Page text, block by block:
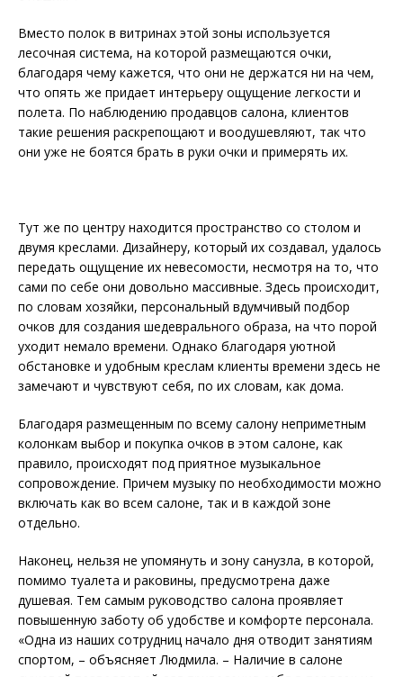
Вместо полок в витринах этой зоны используется
лесочная система, на которой размещаются очки,
благодаря чему кажется, что они не держатся ни на чем,
что опять же придает интерьеру ощущение легкости и
полета. По наблюдению продавцов салона, клиентов
такие решения раскрепощают и воодушевляют, так что
они уже не боятся брать в руки очки и примерять их.
Тут же по центру находится пространство со столом и
двумя креслами. Дизайнеру, который их создавал, удалось
передать ощущение их невесомости, несмотря на то, что
сами по себе они довольно массивные. Здесь происходит,
по словам хозяйки, персональный вдумчивый подбор
очков для создания шедеврального образа, на что порой
уходит немало времени. Однако благодаря уютной
обстановке и удобным креслам клиенты времени здесь не
замечают и чувствуют себя, по их словам, как дома.
Благодаря размещенным по всему салону неприметным
колонкам выбор и покупка очков в этом салоне, как
правило, происходят под приятное музыкальное
сопровождение. Причем музыку по необходимости можно
включать как во всем салоне, так и в каждой зоне
отдельно.
Наконец, нельзя не упомянуть и зону санузла, в которой,
помимо туалета и раковины, предусмотрена даже
душевая. Тем самым руководство салона проявляет
повышенную заботу об удобстве и комфорте персонала.
«Одна из наших сотрудниц начало дня отводит занятиям
спортом, – объясняет Людмила. – Наличие в салоне